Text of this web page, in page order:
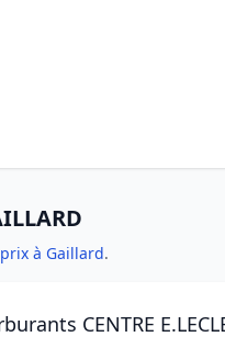
à Gaillard.
CENTRE